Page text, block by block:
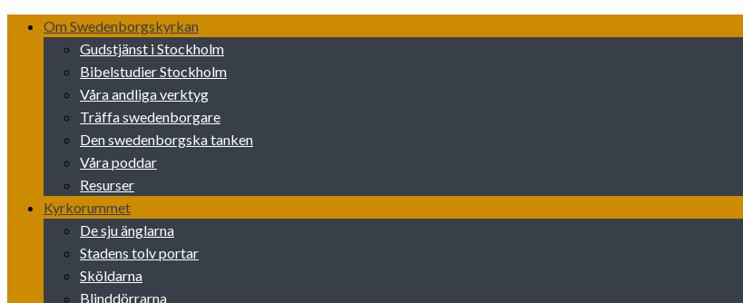
Skip
Om Swedenborgskyrkan
Gudstjänst i Stockholm
Bibelstudier Stockholm
Våra andliga verktyg
Träffa swedenborgare
Den swedenborgska tanken
Våra poddar
Resurser
Kyrkorummet
De sju änglarna
Stadens tolv portar
Sköldarna
Blinddörrarna